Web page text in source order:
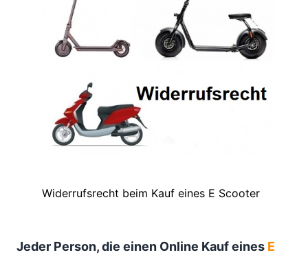
Widerrufsrecht beim Kauf eines E Scooter
Jeder Person, die einen Online Kauf eines E